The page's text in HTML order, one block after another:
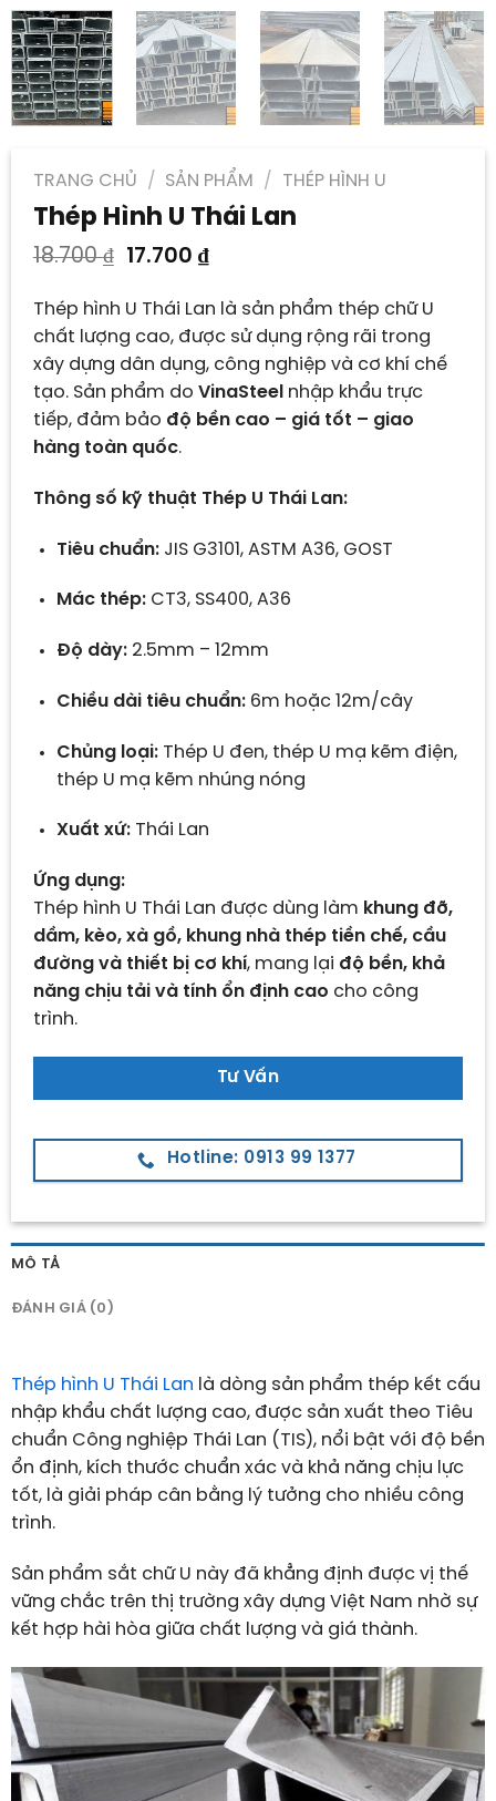
TRANG CHỦ / SẢN PHẨM / THÉP HÌNH U
Thép Hình U Thái Lan
18.700₫
Giá
là:
18.700 ₫.
17.700 ₫Giá
tại
là:
17.700 ₫.
Thép hình U Thái Lan là sản phẩm thép chữ U
chất lượng cao, được sử dụng rộng rãi trong
xây dựng dân dụng, công nghiệp và cơ khí chế
tạo. Sản phẩm do VinaSteel nhập khẩu trực
tiếp, đảm bảo độ bền cao – giá tốt – giao
hàng toàn quốc.
Thông số kỹ thuật Thép U Thái Lan:
Tiêu chuẩn:JIS G3101, ASTM A36, GOST
Mác thép:CT3, SS400, A36
Độ dày:2.5mm – 12mm
Chiều dài tiêu chuẩn:6m hoặc 12m/cây
Chủng loại:Thép U đen, thép U mạ kẽm điện,
thép U mạ kẽm nhúng nóng
Xuất xứ:Thái Lan
Ứng dụng:
Thép hình U Thái Lan được dùng làm khung đỡ,
dầm, kèo, xà gồ, khung nhà thép tiền chế, cầu
đường và thiết bị cơ khí, mang lại độ bền, khả
năng chịu tải và tính ổn định cao cho công
trình.
Tư Vấn
Hotline: 0913 99 1377
MÔ TẢ
ĐÁNH GIÁ (0)
Thép hình U Thái Lan là dòng sản phẩm thép kết cấu
nhập khẩu chất lượng cao, được sản xuất theo Tiêu
chuẩn Công nghiệp Thái Lan ( TIS), nổi bật với độ bền
ổn định, kích thước chuẩn xác và khả năng chịu lực
tốt, là giải pháp cân bằng lý tưởng cho nhiều công
trình.
Sản phẩm sắt chữ U này đã khẳng định được vị thế
vững chắc trên thị trường xây dựng Việt Nam nhờ sự
kết hợp hài hòa giữa chất lượng và giá thành.